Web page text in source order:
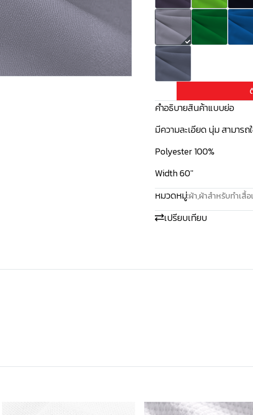
คำอธิบายสินค้าแบบย่อ
มีความละเอียด นุ่ม สามารถ
Polyester 100%
Width 60''
หมวดหมู่:ผ้า,ผ้าสำหรับทำเสื้
เปรียบเทียบ